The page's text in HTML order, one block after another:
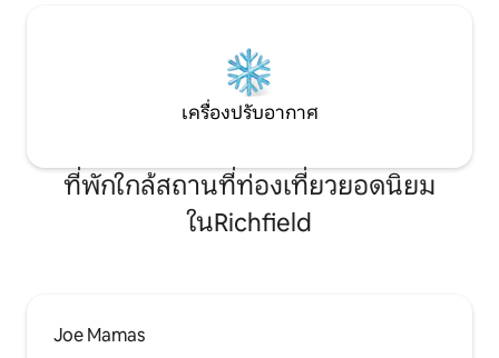
เครื่องปรับอากาศ
ที่พักใกล้สถานที่ท่องเที่ยวยอดนิยม
ในRichfield
Joe Mamas